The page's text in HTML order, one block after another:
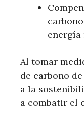
energía
Al tomar
de carbono
a la
a combatir el